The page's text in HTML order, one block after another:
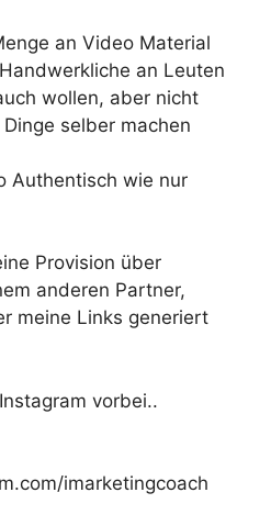
an Video Material
an Leuten
wollen, aber nicht
selber machen
Authentisch wie nur
Provision über
anderen Partner,
meine Links generiert
vorbei..
imarketingcoach